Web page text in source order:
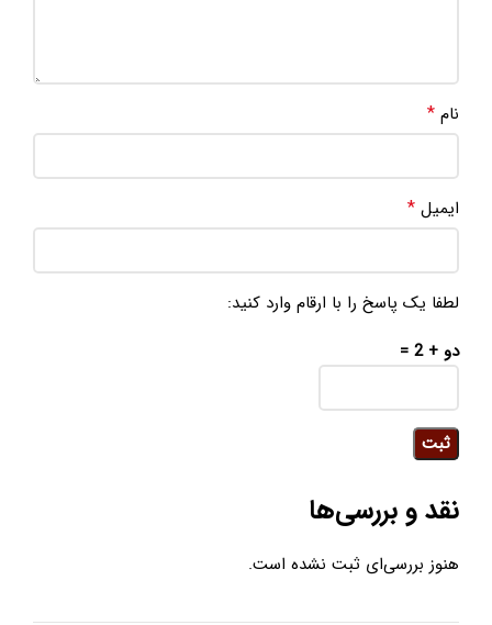
نقد و بررسی‌ها
هنوز بررسی‌ای ثبت نشده است.
نام *
ایمیل *
لطفا یک پاسخ را با ارقام وارد کنید:
دو + 2 =